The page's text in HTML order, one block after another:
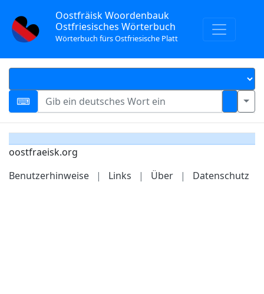
Oostfräisk Woordenbauk
Ostfriesisches Wörterbuch
Wörterbuch fürs Ostfriesische Platt
oostfraeisk.org
Benutzerhinweise
| Links | Über | Datenschutz